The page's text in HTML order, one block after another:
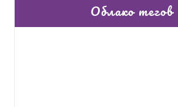
Облако тегов